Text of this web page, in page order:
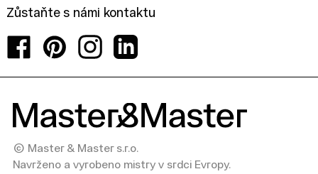
Zůstaňte s námi kontaktu
FacebookPinterestInstagram
© Master & Master s.r.o.
Navrženo a vyrobeno mistry v srdci Evropy.